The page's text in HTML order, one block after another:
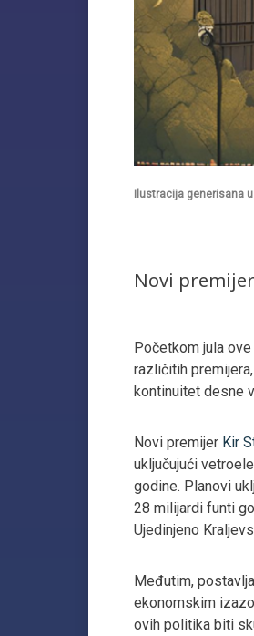
Ilustracija generisana
Novi
Početkom jula
različitih
kontinuitet desne
Novi premijer Kir
uključujući
godine. Planovi
28 milijardi funti
Ujedinjeno
Međutim,
ekonomskim
ovih politika biti